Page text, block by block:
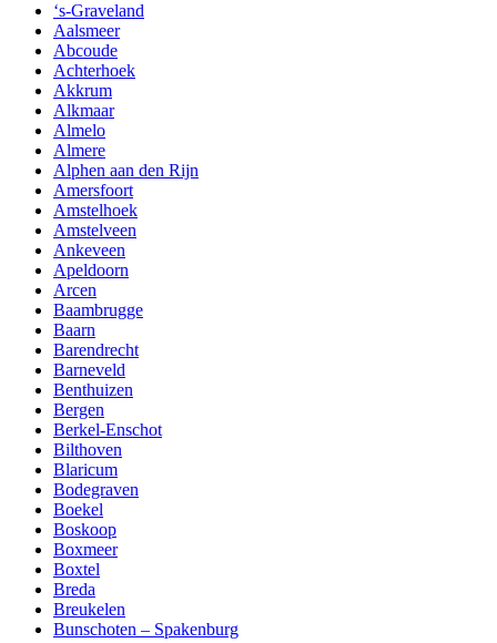
‘s-Graveland
Aalsmeer
Abcoude
Achterhoek
Akkrum
Alkmaar
Almelo
Almere
Alphen aan den Rijn
Amersfoort
Amstelhoek
Amstelveen
Ankeveen
Apeldoorn
Arcen
Baambrugge
Baarn
Barendrecht
Barneveld
Benthuizen
Bergen
Berkel-Enschot
Bilthoven
Blaricum
Bodegraven
Boekel
Boskoop
Boxmeer
Boxtel
Breda
Breukelen
Bunschoten – Spakenburg